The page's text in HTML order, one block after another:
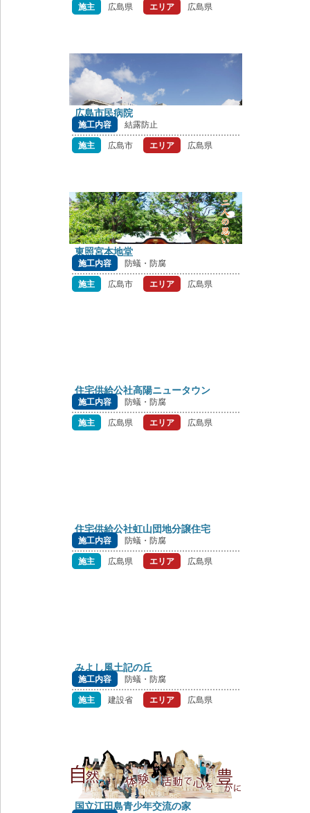
施主 広島県 エリア 広島県
広島市民病院
施工内容
結露防止
施主
広島市 エリア 広島県
東照宮本地堂
施工内容
防蟻・防腐
施主
広島市 エリア 広島県
住宅供給公社高陽ニュータウン
施工内容
防蟻・防腐
施主
広島県 エリア 広島県
住宅供給公社虹山団地分譲住宅
施工内容
防蟻・防腐
施主
広島県 エリア 広島県
みよし風土記の丘
施工内容
防蟻・防腐
施主
建設省 エリア 広島県
国立江田島青少年交流の家